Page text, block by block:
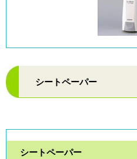
シートペーパー
シートペーパー